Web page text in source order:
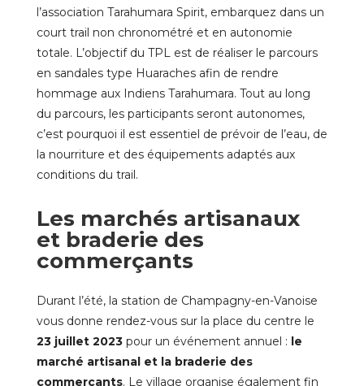
l’association Tarahumara Spirit, embarquez dans un
court trail non chronométré et en autonomie
totale. L’objectif du TPL est de réaliser le parcours
en sandales type Huaraches afin de rendre
hommage aux Indiens Tarahumara. Tout au long
du parcours, les participants seront autonomes,
c’est pourquoi il est essentiel de prévoir de l’eau, de
la nourriture et des équipements adaptés aux
conditions du trail.
Les marchés artisanaux
et braderie des
commerçants
Durant l’été, la station de Champagny-en-Vanoise
vous donne rendez-vous sur la place du centre le
23 juillet 2023pour un événement annuel : le
marché artisanal et la braderie des
commerçants. Le village organise également fin